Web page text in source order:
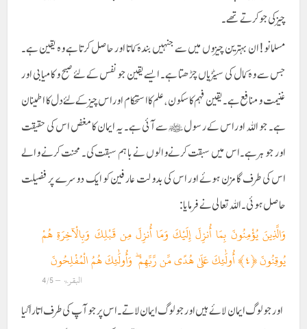
چیز کی جو کرتے تھے۔
مسلمانو ! ان بہترین چیزوں میں سے جنہیں بندہ کماتا اور حاصل کرتا ہے وہ یقین ہے۔
جس سے وہ کمال کی سیٹڑیاں چڑھتا ہے۔ ایسے یقین جو نفس کے لئے صبح و کامیابی اور
غنیمت و منافع ہے۔ یقین فہم کا سکون ،علم کا استحکام اور اس چیز کے لئے دل کا اطمینان
ہے۔ جو اللہ اور اس کے رسول ﷺ سے آئی ہے۔ یہ ایمان کا مغض اس کی حقیقت
اور جو ہر ہے۔ اس میں سبقت کرنے والوں نے باہم سبقت کی۔ محنت کرنے والے
اس کی طرف گامزن ہوئے اور اس کی بدولت عارفین کو ایک دوسرے پر فضیلت
حاصل ہوئی۔اللہ تعالی نے فرمایا :
وَالَّذِينَ يُؤْمِنُونَ بِمَا أُنزِلَ إِلَيْكَ وَمَا أُنزِلَ مِن قَبْلِكَ وَبِالْآخِرَةِ هُمْ
يُوقِنُونَ ‎﴿٤﴾‏ أُولَٰئِكَ عَلَىٰ هُدًى مِّن رَّبِّهِمْ ۖ وَأُولَٰئِكَ هُمُ الْمُفْلِحُونَ
البقرۃ – 4/5
اور جو لوگ ایمان لائے ہیں اور جو لوگ ایمان لاتے۔ اس پر جو آپ کی طرف اتارا گیا